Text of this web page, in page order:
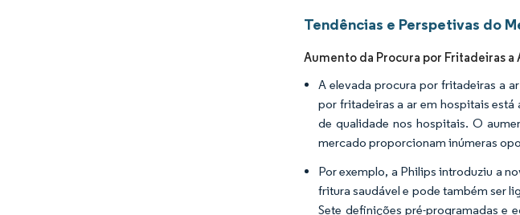
Tendências e Perspetivas do
Aumento da Procura por Fritadeiras a
A elevada procura por fritadeiras a
por fritadeiras a ar em hospitais
de qualidade nos hospitais. O
mercado proporcionam inúmeras
Por exemplo, a Philips introduziu a
fritura saudável e pode também ser
Sete definições pré-programadas e